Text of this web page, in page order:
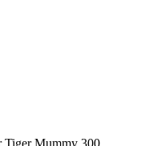
Tiger Mummy 300